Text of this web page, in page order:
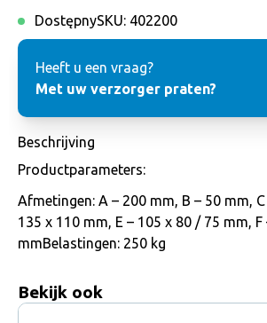
DostępnySKU: 402200
Heeft u een vraag?
Met uw verzorger praten?
Beschrijving
Productparameters:
Afmetingen: A – 200 mm, B – 50 mm,
135 x 110 mm, E – 105 x 80 / 75 mm, F
mmBelastingen: 250 kg
Bekijk ook